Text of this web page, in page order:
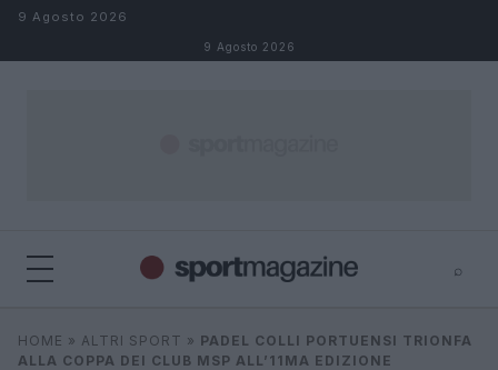
Salta al contenuto
9 Agosto 2026
9 Agosto 2026
⌕
Cerca
⌕ ×
HOME » ALTRI SPORT » PADEL COLLI PORTUENSI TRIONFA
ALLA COPPA DEI CLUB MSP ALL’11MA EDIZIONE